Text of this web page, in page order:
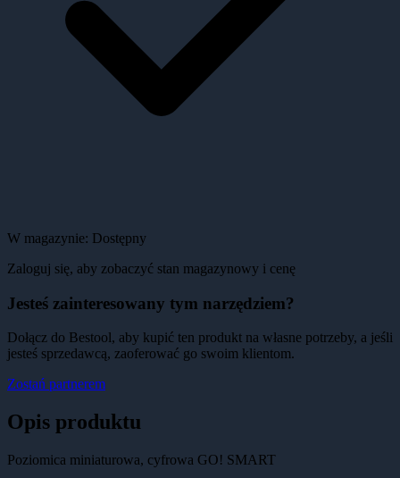
W magazynie: Dostępny
Zaloguj się, aby zobaczyć stan magazynowy i cenę
Jesteś zainteresowany tym narzędziem?
Dołącz do Bestool, aby kupić ten produkt na własne potrzeby, a jeśli
jesteś sprzedawcą, zaoferować go swoim klientom.
Zostań partnerem
Opis produktu
Poziomica miniaturowa, cyfrowa GO! SMART